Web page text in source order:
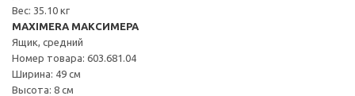
Вес: 35.10 кг
MAXIMERA МАКСИМЕРА
Ящик, средний
Номер товара: 603.681.04
Ширина: 49 см
Высота: 8 см